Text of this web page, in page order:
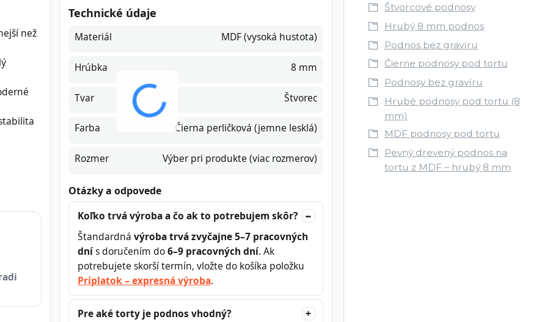
než
Technické údaje
Materiál MDF (vysoká hustota)
Hrúbka 8 mm
Tvar Štvorec
Farba Čierna perličková (jemne lesklá)
Rozmer Výber pri produkte (viac rozmerov)
Otázky a odpovede
Koľko trvá výroba a čo ak to potrebujem skôr?
Štandardná výroba trvá zvyčajne 5–7 pracovných
dnís doručením do6–9 pracovných dní. Ak
potrebujete skorší termín, vložte do košíka položku
Príplatok – expresná výroba.
Pre aké torty je podnos vhodný?
Štvorcové podnosy
Hrubý 8 mm podnos
Podnos bez gravíru
Čierne podnosy pod tortu
Podnosy bez gravíru
Hrubé podnosy pod tortu (8
mm)
MDF podnosy pod tortu
Pevný drevený podnos na
tortu z MDF – hrubý 8 mm